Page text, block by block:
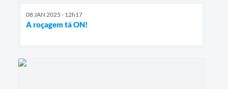
08 JAN 2025 - 12h17
A roçagem tá ON!